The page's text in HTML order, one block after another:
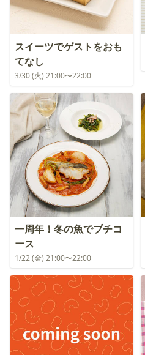
スイーツでゲストをおも
てなし
3/30 (火) 21:00〜22:00
一周年！冬の魚でプチコ
ース
1/22 (金) 21:00〜22:00